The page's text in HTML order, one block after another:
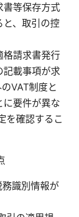
書等保存方式
と、取引の控
格請求書発行
記載事項が求
VAT制度と
に要件が異な
を確認するこ
識別情報が